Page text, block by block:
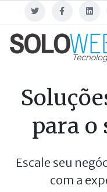
Twitter FacebookLinkedin
para o
Escale seu
com a